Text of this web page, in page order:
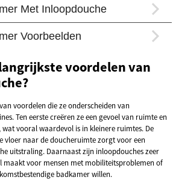
voordelen van
voordelen die ze onderscheiden van
Ten eerste creëren ze een gevoel van ruimte en
vooral waardevol is in kleinere ruimtes. De
vloer naar de doucheruimte zorgt voor een
uitstraling. Daarnaast zijn inloopdouches zeer
maakt voor mensen met mobiliteitsproblemen of
badkamer willen.